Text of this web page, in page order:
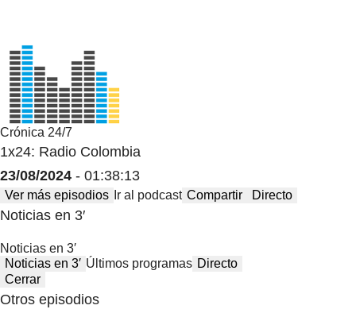
Crónica 24/7
1x24: Radio Colombia
23/08/2024 - 01:38:13
Ver más episodios Ir al podcast Compartir Directo
Noticias en 3′
Noticias en 3′
Noticias en 3′ Últimos programas Directo
Cerrar
Otros episodios